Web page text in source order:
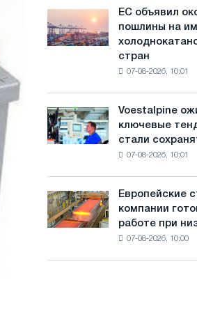
с
а
трамвайных
путей
объявил
окончательные
холоднокатаной
стали
из
ЕС объявил
пошлины на
стран
07-08-2026, 10:01
Voestalpine
ожидает,
что
рынке
стали
на
Voestalpine
ключевые
стали
07-08-2026, 10:01
Европейские
сталелитейные
компании
Европейские
компании
работе при
07-08-2026, 10:00